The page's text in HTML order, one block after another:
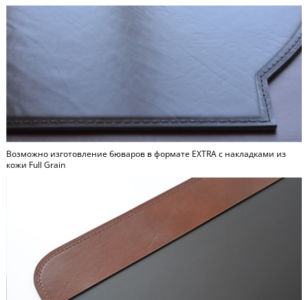
Возможно изготовление бюваров в формате EXTRAc накладками из
кожи Full Grain